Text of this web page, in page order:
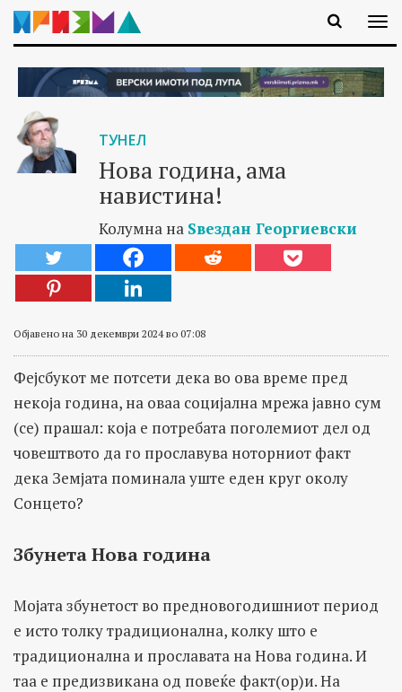
ТУНЕЛ
Нова година, ама
навистина!
Колумна на Ѕвездан Георгиевски
Објавено на 30 декември 2024 во 07:08
Фејсбукот ме потсети дека во ова време пред
некоја година, на оваа социјална мрежа јавно сум
(се) прашал: која е потребата поголемиот дел од
човештвото да го прославува ноторниот факт
дека Земјата поминала уште еден круг околу
Сонцето?
Збунета Нова година
Мојата збунетост во предновогодишниот период
е исто толку традиционална, колку што е
традиционална и прославата на Нова година. И
таа е предизвикана од повеќе факт(ор)и. На